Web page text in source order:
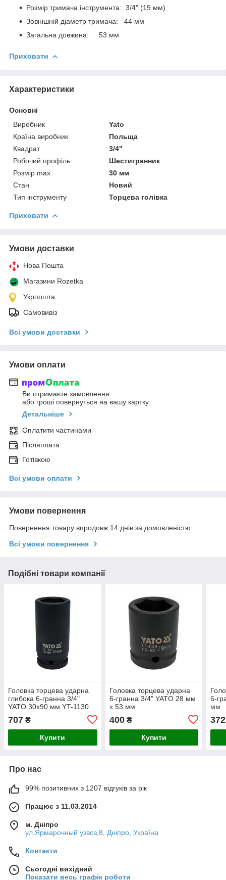
Розмір тримача інструмента: 3/4" (19 мм)
Зовнішній діаметр тримача: 44 мм
Загальна довжина: 53 мм
Приховати
Характеристики
Основні
Виробник
Yato
Країна виробник
Польща
Квадрат
3/4"
Робочий профіль
Шестигранник
Розмір max
30 мм
Стан
Новий
Тип інструменту
Торцева голівка
Приховати
Умови доставки
Нова Пошта
Магазини Rozetka
Укрпошта
Самовивіз
Всі умови доставки
Умови оплати
Ви отримаєте замовлення
або гроші повернуться на вашу картку
Детальніше
Оплатити частинами
Післяплата
Готівкою
Всі умови оплати
Умови повернення
Повернення товару впродовж 14 днів за домовленістю
Всі умови повернення
Подібні товари компанії
Головка торцева ударна
глибока 6-гранна 3/4"
YATO 30х90 мм YT-1130
707 ₴
Купити
Головка торцева ударна
6-гранна 3/4" YATO 28 мм
х 53 мм
400₴
Купити
6-
мм
372
Про нас
99% позитивних з 1207 відгуків за рік
Працює з 11.03.2014
м. Дніпро
ул.Ярмарочный узвоз,8, Дніпро, Україна
Контакти
Сьогодні вихідний
Показати весь графік роботи